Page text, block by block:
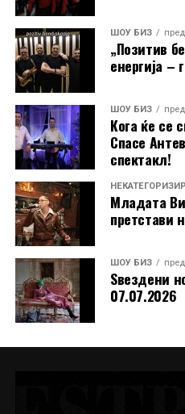
Стефанија испрати и
поддржувачи: „Сакам
заблагодарам за целата
пружате. Започнав од нула,
следачи на Инстаграм. Ве
Токму оваа скромност,
прават уште поблиска до
младите често се губат во
Димче Ѓорѓиовски и
испраќаат поинаква
песна, традиција и
ШОУ БИЗ
„Позитив
енергија –
ШОУ БИЗ
Кога ќе се
Спасе
спектакл!
Младата
претстави
ШОУ БИЗ
Ѕвездени
07.07.2026